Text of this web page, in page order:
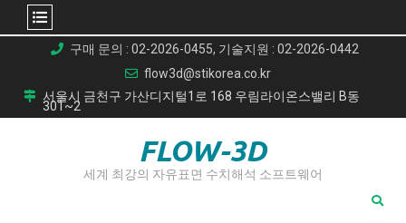
content
구매 문의 : 02-2026-0455, 기술지원 : 02-2026-0442
flow3d@stikorea.co.kr
서울시 금천구 가산디지털1로 168 우림라이온스밸리 B동
301~2
FLOW-3D
세계 최강의 자유표면 수치해석 소프트웨어